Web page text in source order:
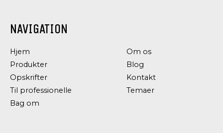
NAVIGATION
Hjem
Produkter
Opskrifter
Til professionelle
Bag om
Om os
Blog
Kontakt
Temaer